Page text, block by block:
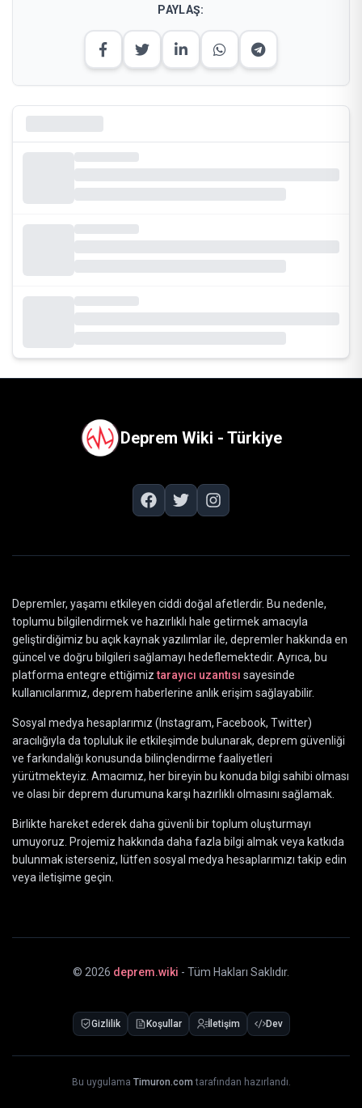
PAYLAŞ:
Deprem Wiki - Türkiye
Depremler, yaşamı etkileyen ciddi doğal afetlerdir. Bu nedenle,
toplumu bilgilendirmek ve hazırlıklı hale getirmek amacıyla
geliştirdiğimiz bu açık kaynak yazılımlar ile, depremler hakkında en
güncel ve doğru bilgileri sağlamayı hedeflemektedir. Ayrıca, bu
platforma entegre ettiğimiz tarayıcı uzantısı sayesinde
kullanıcılarımız, deprem haberlerine anlık erişim sağlayabilir.
Sosyal medya hesaplarımız (Instagram, Facebook, Twitter)
aracılığıyla da topluluk ile etkileşimde bulunarak, deprem güvenliği
ve farkındalığı konusunda bilinçlendirme faaliyetleri
yürütmekteyiz. Amacımız, her bireyin bu konuda bilgi sahibi olması
ve olası bir deprem durumuna karşı hazırlıklı olmasını sağlamak.
Birlikte hareket ederek daha güvenli bir toplum oluşturmayı
umuyoruz. Projemiz hakkında daha fazla bilgi almak veya katkıda
bulunmak isterseniz, lütfen sosyal medya hesaplarımızı takip edin
veya iletişime geçin.
© 2026 deprem.wiki - Tüm Hakları Saklıdır.
Gizlilik Koşullar İletişim Dev
Bu uygulama Timuron.com tarafından hazırlandı.